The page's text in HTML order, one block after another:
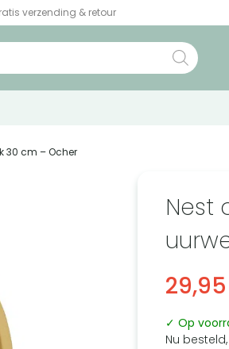
verzending & retour
30 cm – Ocher
Nest
29,95
✓ Op
Nu